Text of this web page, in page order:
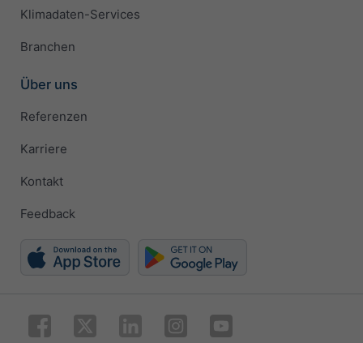
Klimadaten-Services
Branchen
Über uns
Referenzen
Karriere
Kontakt
Feedback